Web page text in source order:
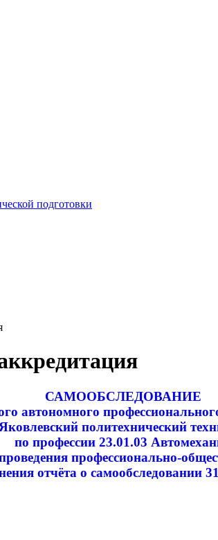
подготовки
САМООБСЛЕДОВАНИЕ
автономного
политехнический
по профессии 23.01.03
профессионально-
отчёта о самообследовании